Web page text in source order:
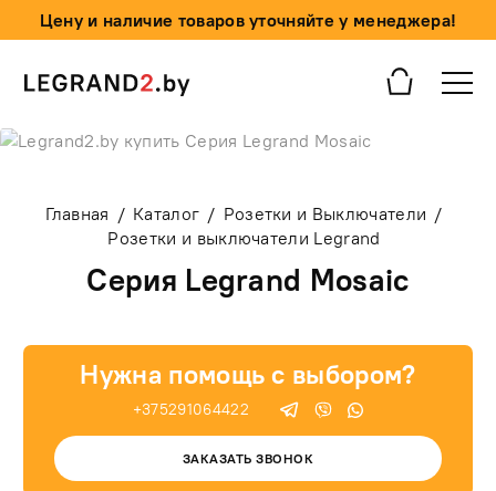
Цену и наличие товаров уточняйте у менеджера!
Главная / Каталог / Розетки и Выключатели /
Розетки и выключатели Legrand
Серия Legrand Mosaic
Нужна помощь с выбором?
+375291064422
ЗАКАЗАТЬ ЗВОНОК